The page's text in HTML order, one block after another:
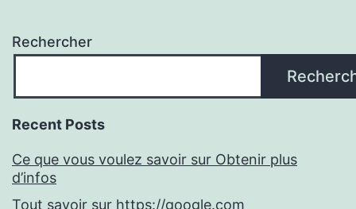
Rechercher
Recent Posts
Ce que vous voulez savoir sur Obtenir plus
d’infos
Tout savoir sur https://google.com